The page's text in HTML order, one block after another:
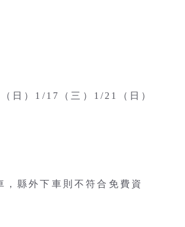
日）1/17（三）1/21（日）
縣外下車則不符合免費資